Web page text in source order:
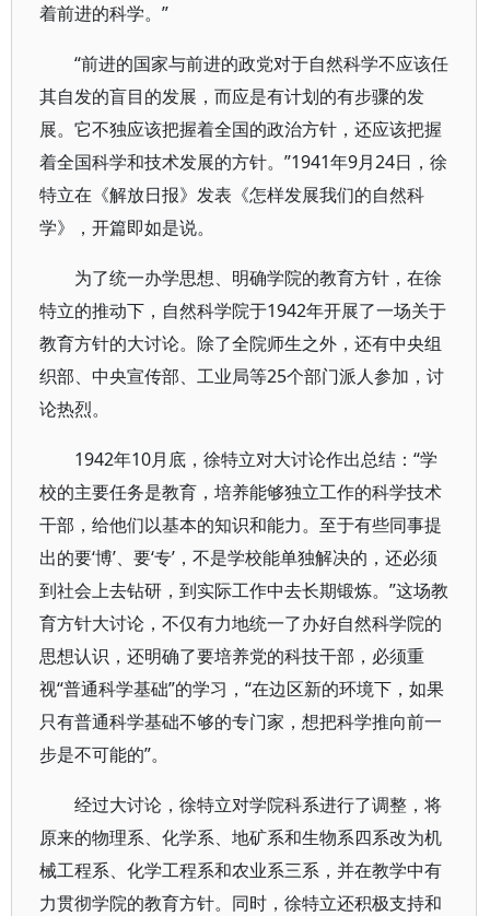
着前进的科学。”
“前进的国家与前进的政党对于自然科学不应该任
其自发的盲目的发展，而应是有计划的有步骤的发
展。它不独应该把握着全国的政治方针，还应该把握
着全国科学和技术发展的方针。”1941年9月24日，徐
特立在《解放日报》发表《怎样发展我们的自然科
学》，开篇即如是说。
为了统一办学思想、明确学院的教育方针，在徐
特立的推动下，自然科学院于1942年开展了一场关于
教育方针的大讨论。除了全院师生之外，还有中央组
织部、中央宣传部、工业局等25个部门派人参加，讨
论热烈。
1942年10月底，徐特立对大讨论作出总结：“学
校的主要任务是教育，培养能够独立工作的科学技术
干部，给他们以基本的知识和能力。至于有些同事提
出的要‘博’、要‘专’，不是学校能单独解决的，还必须
到社会上去钻研，到实际工作中去长期锻炼。”这场教
育方针大讨论，不仅有力地统一了办好自然科学院的
思想认识，还明确了要培养党的科技干部，必须重
视“普通科学基础”的学习，“在边区新的环境下，如果
只有普通科学基础不够的专门家，想把科学推向前一
步是不可能的”。
经过大讨论，徐特立对学院科系进行了调整，将
原来的物理系、化学系、地矿系和生物系四系改为机
械工程系、化学工程系和农业系三系，并在教学中有
力贯彻学院的教育方针。同时，徐特立还积极支持和